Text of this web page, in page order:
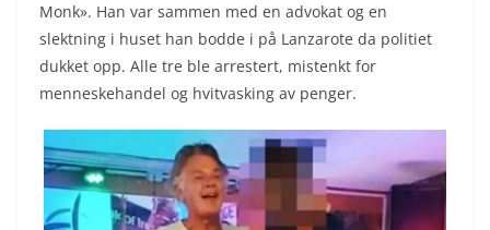
Monk». Han var sammen med en advokat og en
slektning i huset han bodde i på Lanzarote da politiet
dukket opp. Alle tre ble arrestert, mistenkt for
menneskehandel og hvitvasking av penger.